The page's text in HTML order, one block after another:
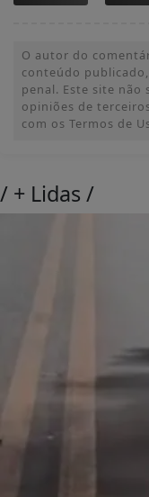
O autor do
conteúdo
penal. Este site não
opiniões de
com os Termos de
/ + Lidas /